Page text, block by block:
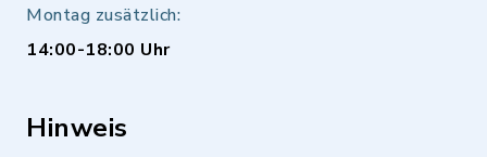
Montag zusätzlich:
14:00-18:00 Uhr
Hinweis